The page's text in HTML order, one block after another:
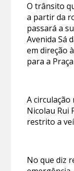
O trânsito
a partir da
passará a
Avenida Sá
em direção
para a
A
Nicolau Rui
restrito a
No que diz